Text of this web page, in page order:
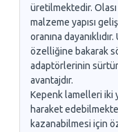
üretilmektedir.
malzeme yapısı
oranına
özelliğine bakarak
adaptörlerinin
avantajdır.
Kepenk lamelleri iki
haraket
kazanabilmesi için